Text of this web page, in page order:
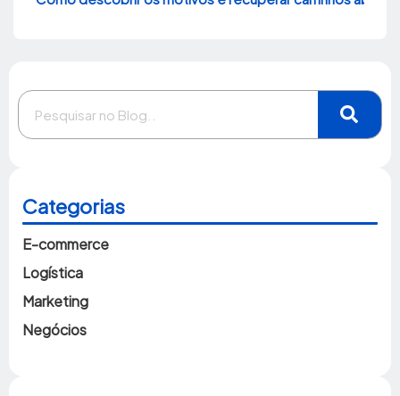
Categorias
E-commerce
Logística
Marketing
Negócios